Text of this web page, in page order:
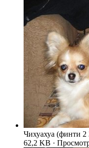
Чихуахуа (финти 2
62,2 KB ·